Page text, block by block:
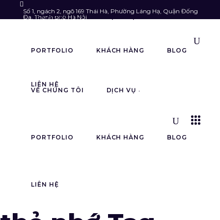
Số 1, ngách 2, ngõ 169 Thái Hà, Phường Láng Hạ, Quận Đống
Đa, Thành phố Hà Nội
VỀ CHÚNG TÔI DỊCH VỤ
PORTFOLIO KHÁCH HÀNG BLOG
LIÊN HỆ
VỀ CHÚNG TÔI DỊCH VỤ
PORTFOLIO KHÁCH HÀNG BLOG
LIÊN HỆ